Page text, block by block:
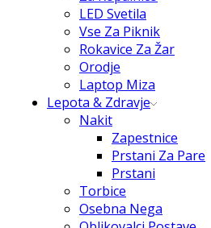
LED Svetila
Vse Za Piknik
Rokavice Za Žar
Orodje
Laptop Miza
Lepota & Zdravje
Nakit
Zapestnice
Prstani Za Pare
Prstani
Torbice
Osebna Nega